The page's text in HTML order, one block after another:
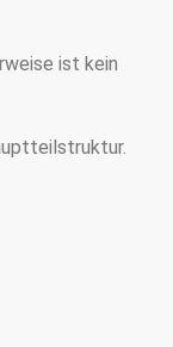
ist kein